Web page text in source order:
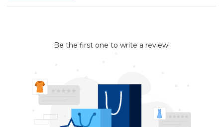
Be the first one to write a review!